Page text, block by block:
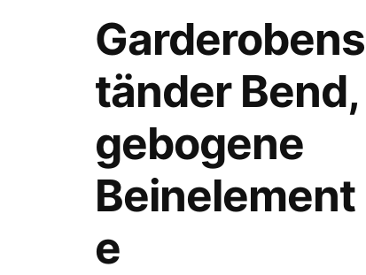
Garderobens
tänder Bend,
gebogene
Beinelement
e